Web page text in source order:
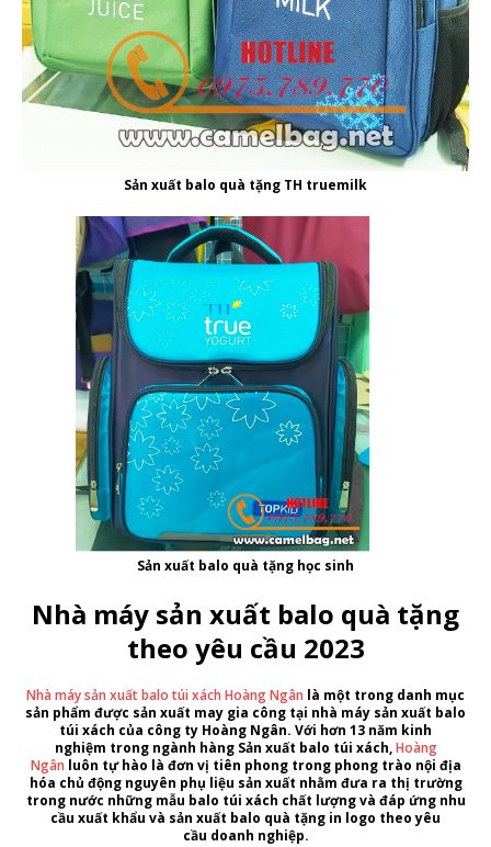
Sản xuất balo quà tặng TH truemilk
Sản xuất balo quà tặng học sinh
Nhà máy sản xuất balo quà tặng
theo yêu cầu 2023
Nhà máy sản xuất balo túi xách Hoàng Ngân là một trong danh mục
sản phẩm được sản xuất may gia công tại nhà máy sản xuất balo
túi xách của công ty Hoàng Ngân. Với hơn 13 năm kinh
nghiệm trong ngành hàng Sản xuất balo túi xách,Hoàng
Ngân luôn tự hào là đơn vị tiên phong trong phong trào nội địa
hóa chủ động nguyên phụ liệu sản xuất nhằm đưa ra thị trường
trong nước những mẫu balo túi xách chất lượng và đáp ứng nhu
cầu xuất khẩu và sản xuất balo quà tặng in logo theo yêu
cầu doanh nghiệp.